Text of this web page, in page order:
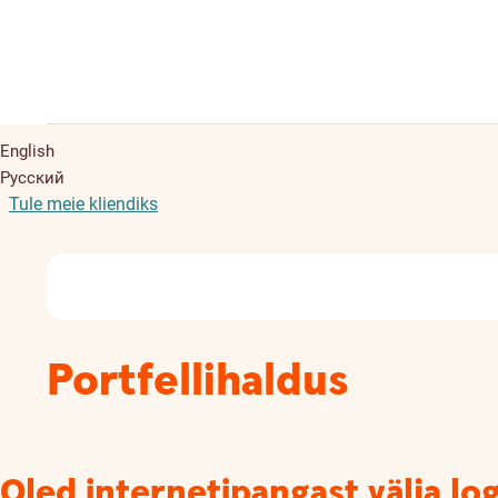
English
Русский
Tule meie kliendiks
Portfellihaldus